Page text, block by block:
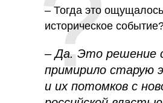
– Тогда это
историческое
– Да. Это решение
примирило старую
и их потомков с